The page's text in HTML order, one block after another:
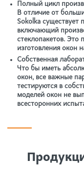
Полный цикл
В отличие от
Sokolka существует
включающий
стеклопакетов. Это
изготовления окон
Собственная
Что бы иметь
окон, все важные
тестируются в
моделей окон не
всесторонних